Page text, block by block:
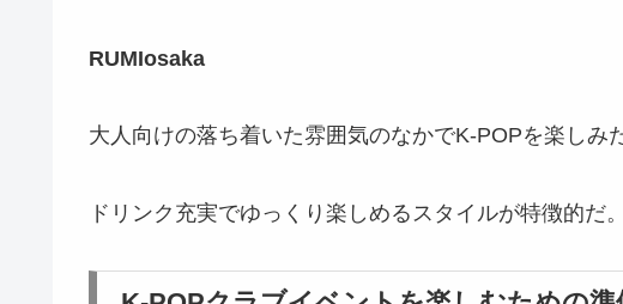
RUMIosaka
大人向けの落ち着いた雰囲気のなかでK-POPを楽しみ
ドリンク充実でゆっくり楽しめるスタイルが特徴的だ。